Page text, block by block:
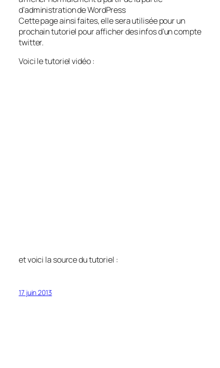
d’administration de WordPress
Cette page ainsi faites, elle sera utilisée pour un
prochain tutoriel pour afficher des infos d’un compte
twitter.
Voici le tutoriel vidéo :
et voici la source du tutoriel :
17 juin 2013